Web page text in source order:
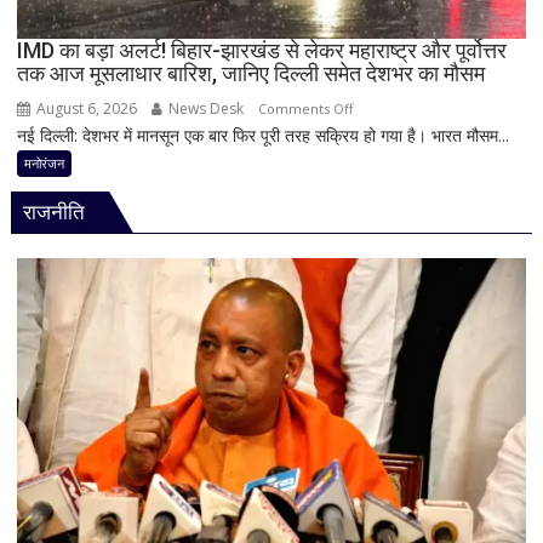
दिया’
स्टेटस
के
पुलिस
IMD का बड़ा अलर्ट! बिहार-झारखंड से लेकर महाराष्ट्र और पूर्वोत्तर
तक आज मूसलाधार बारिश, जानिए दिल्ली समेत देशभर का मौसम
August 6, 2026 News Desk Comments Offon
IMD
झारखंड
से
लेकर
महाराष्ट्र
और
पूर्वोत्तर
तक
आज
मूसलाधार
बारिश,
जानिए
नई दिल्ली: देशभर में मानसून एक बार फिर पूरी तरह सक्रिय हो गया है। भारत मौसम...
मनोरंजन
राजनीति